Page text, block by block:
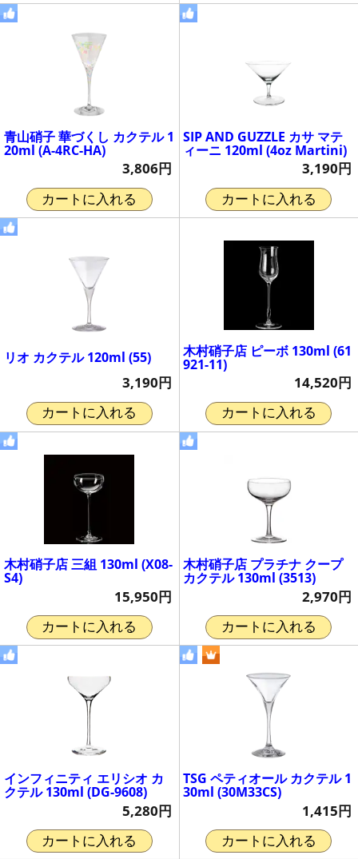
青山硝子 華づくし カクテル 1
20ml (A-4RC-HA)
3,806円
カートに入れる
SIP AND GUZZLE カサ マテ
ィーニ 120ml (4oz Martini)
3,190円
カートに入れる
リオ カクテル 120ml (55)
3,190円
カートに入れる
木村硝子店 ピーボ 130ml (61
921-11)
14,520円
カートに入れる
木村硝子店 三組 130ml (X08-
S4)
15,950円
カートに入れる
木村硝子店 プラチナ クープ
カクテル 130ml (3513)
2,970円
カートに入れる
インフィニティ エリシオ カ
クテル 130ml (DG-9608)
5,280円
カートに入れる
TSG ペティオール カクテル 1
30ml (30M33CS)
1,415円
カートに入れる